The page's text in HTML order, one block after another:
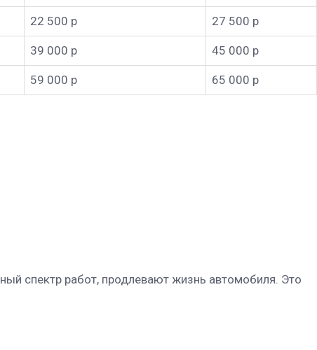
22 500 р 27 500 р
39 000 р 45 000 р
59 000 р 65 000 р
спектр работ, продлевают жизнь автомобиля. Это